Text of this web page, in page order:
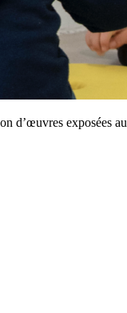
d’œuvres exposées